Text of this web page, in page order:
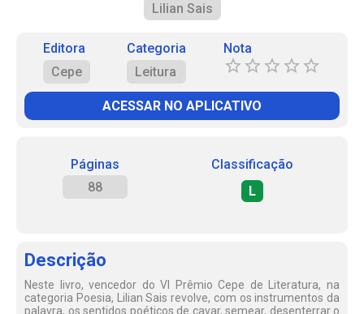
Lilian Sais
Editora
Cepe
Categoria
Leitura
Nota
ACESSAR NO APLICATIVO
Páginas
88
Classificação
L
Descrição
Neste livro, vencedor do VI Prêmio Cepe de Literatura, na
categoria Poesia, Lilian Sais revolve, com os instrumentos da
palavra, os sentidos poéticos de cavar, semear, desenterrar o